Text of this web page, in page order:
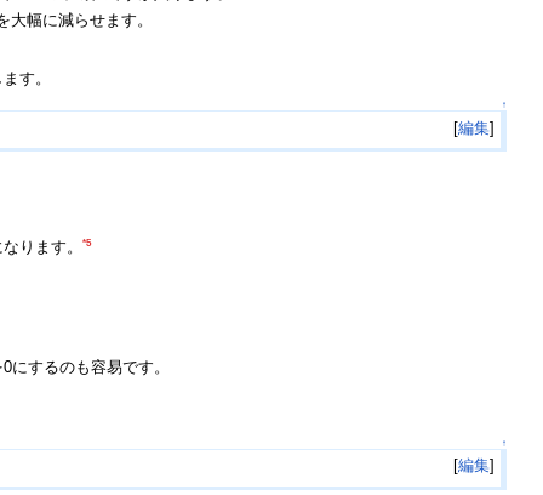
幅に減らせます。
す。
↑
[編集]
なります。*5
するのも容易です。
↑
[編集]